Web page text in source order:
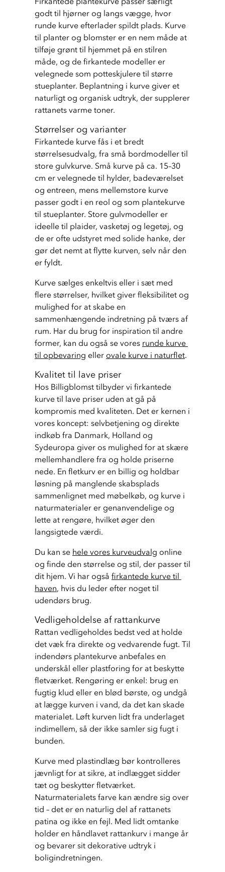
godt til hjørner og langs vægge, hvor
runde kurve efterlader spildt plads. Kurve
til planter og blomster er en nem måde at
tilføje grønt til hjemmet på en stilren
måde, og de firkantede modeller er
velegnede som potteskjulere til større
stueplanter. Beplantning i kurve giver et
naturligt og organisk udtryk, der supplerer
rattanets varme toner.
Størrelser og varianter
Firkantede kurve fås i et bredt
størrelsesudvalg, fra små bordmodeller til
store gulvkurve. Små kurve på ca. 15–30
cm er velegnede til hylder, badeværelset
og entreen, mens mellemstore kurve
passer godt i en reol og som plantekurve
til stueplanter. Store gulvmodeller er
ideelle til plaider, vasketøj og legetøj, og
de er ofte udstyret med solide hanke, der
gør det nemt at flytte kurven, selv når den
er fyldt.
Kurve sælges enkeltvis eller i sæt med
flere størrelser, hvilket giver fleksibilitet og
mulighed for at skabe en
sammenhængende indretning på tværs af
rum. Har du brug for inspiration til andre
former, kan du også se vores runde kurve
til opbevaring eller ovale kurve i naturflet.
Kvalitet til lave priser
Hos Billigblomst tilbyder vi firkantede
kurve til lave priser uden at gå på
kompromis med kvaliteten. Det er kernen i
vores koncept: selvbetjening og direkte
indkøb fra Danmark, Holland og
Sydeuropa giver os mulighed for at skære
mellemhandlere fra og holde priserne
nede. En fletkurv er en billig og holdbar
løsning på manglende skabsplads
sammenlignet med møbelkøb, og kurve i
naturmaterialer er genanvendelige og
lette at rengøre, hvilket øger den
langsigtede værdi.
Du kan se hele vores kurveudvalg online
og finde den størrelse og stil, der passer til
dit hjem. Vi har også firkantede kurve til
haven, hvis du leder efter noget til
udendørs brug.
Vedligeholdelse af rattankurve
Rattan vedligeholdes bedst ved at holde
det væk fra direkte og vedvarende fugt. Til
indendørs plantekurve anbefales en
underskål eller plastforing for at beskytte
fletværket. Rengøring er enkel: brug en
fugtig klud eller en blød børste, og undgå
at lægge kurven i vand, da det kan skade
materialet. Løft kurven lidt fra underlaget
indimellem, så der ikke samler sig fugt i
bunden.
Kurve med plastindlæg bør kontrolleres
jævnligt for at sikre, at indlægget sidder
tæt og beskytter fletværket.
Naturmaterialets farve kan ændre sig over
tid – det er en naturlig del af rattanets
patina og ikke en fejl. Med lidt omtanke
holder en håndlavet rattankurv i mange år
og bevarer sit dekorative udtryk i
boligindretningen.